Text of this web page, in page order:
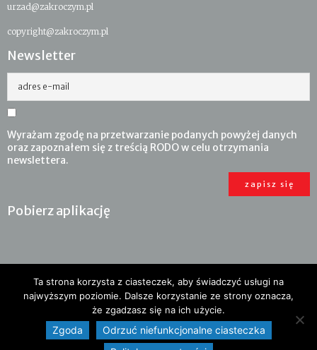
urzad@zakroczym.pl
copyright@zakroczym.pl
Newsletter
adres e-mail
Wyrażam zgodę na przetwarzanie podanych powyżej danych
oraz zapoznałem się z treścią RODO w celu otrzymania
newslettera.
Pobierz aplikację
Ta strona korzysta z ciasteczek, aby świadczyć usługi na
najwyższym poziomie. Dalsze korzystanie ze strony oznacza,
że zgadzasz się na ich użycie.
Zgoda
Odrzuć niefunkcjonalne ciasteczka